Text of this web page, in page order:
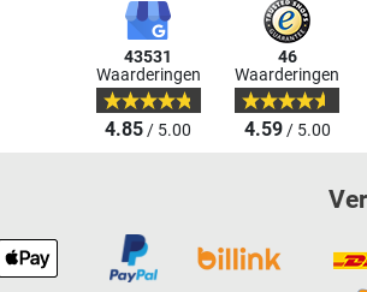
43531
Waarderingen
4.85/ 5.00
46
Waarderingen
4.59/ 5.00